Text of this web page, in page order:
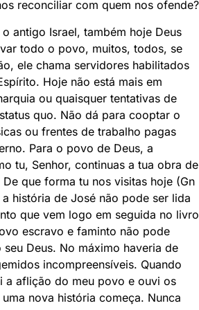
reconciliar com quem nos ofende?
antigo Israel, também hoje Deus
todo o povo, muitos, todos, se
ele chama servidores habilitados
Hoje não está mais em
ou quaisquer tentativas de
quo. Não dá para cooptar o
ou frentes de trabalho pagas
Para o povo de Deus, a
tu, Senhor, continuas a tua obra de
que forma tu nos visitas hoje (Gn
história de José não pode ser lida
que vem logo em seguida no livro
escravo e faminto não pode
seu Deus. No máximo haveria de
incompreensíveis. Quando
a aflição do meu povo e ouvi os
nova história começa. Nunca